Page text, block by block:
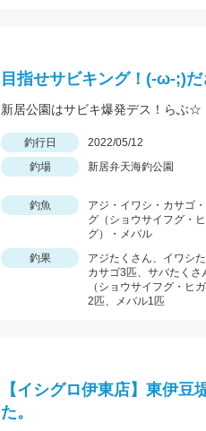
目指せサビキング！(-ω-;)だ
新居公園はサビキ爆発デス！らぶ☆
釣行日 2022/05/12
釣場
新居弁天海釣公園
釣魚
アジ・イワシ・カサゴ
グ（ショウサイフグ・
グ）・メバル
釣果
アジたくさん、イワシた
カサゴ3匹、サバたくさ
（ショウサイフグ・ヒガ
2匹、メバル1匹
【イシグロ伊東店】東伊
た。